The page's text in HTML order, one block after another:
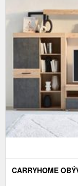
CARRYHOME